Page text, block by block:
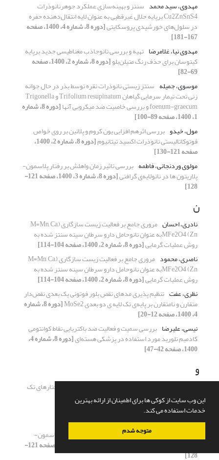
این وب سایت از کوکی ها برای اطمینان از ارائه بهترین
خدمات استفاده می کند.
متوجه شدم
مهدوی، سید محمد سنتز و بهینه‌سازی عملکرد جوهرنانوذرات
Cu2ZnSnS4 برپایه حلال غیرقطبی به عنوان لایه انتقال‌دهنده حفره
در سلول‌های خورشیدی پروسکایتی [دوره 8، شماره 4، 1400، صفحه
167-181]
مهدوی نیا، غلامرضا تهیه و بررسی نانوجاذب مغناطیسی جدید برپایه
کیتوسان برای حذف رنگ متیلن‌بلو [دوره 8، شماره 2، 1400، صفحه
69-82]
موسوی، جمیله سنتز زیستی نانوذرات نقره توسط بذر در حال جوانه
زنی تحت تیمار سرمایی گیاهان Trifolium resupinatum و Trigonella
foenum-graecum و بررسی خاصیت ضد میکروبی آنها [دوره 8، شماره
1، 1400، صفحه 89-100]
مول، خیدو بررسی اثرهم افزایی یون کروم و پلاتین بر روی خواص
فوتوکاتالیستی نانوذرات اکسید تیتانیوم [دوره 8، شماره 2، 1400،
صفحه 121-130]
مولوی وردنجانی، فاطمه بررسی تاثیر زمان واهلش بر رفتار پلاسمون-
پلاریتون ها در نانولایه‌ی گرافنی [دوره 8، شماره 3، 1400، صفحه 121-
128]
ن
نادری، احسان مروری جامع بر فعالیت زیست سازگاری (M=Mn, Ca,
Zn) MFe2O4به عنوان نانوحامل دارو سرطان سینه سنتز شده به
روش عملیات گرمایی[دوره 8، شماره 2، 1400، صفحه 104-114]
ناصری، محمود
مروری جامع بر فعالیت زیست سازگاری (M=Mn, Ca,
Zn) MFe2O4به عنوان نانوحامل دارو سرطان سینه سنتز شده به
روش عملیات گرمایی[دوره 8، شماره 2، 1400، صفحه 104-114]
نظری، عفت تنظیم پذیری مدهای نقص بلور فوتونی یک بعدی نقص‌دار
متقارن و نامتقارن بر پایه‌ی تک لایه ی دو بعدی MoSe2 [دوره 8، شماره
4، 1400، صفحه 12-20]
نیسی، علیرضا بررسی سمیت و فعالیت ضد باکتریایی نقاط کوانتومی
کادمیم تلورید مورد استفاده در پزشکی هسته‌ای [دوره 8، شماره 4،
1400، صفحه 42-47]
و
تحلیل و شبیه سازی ترابرد در نانو ساختارهای تک
لایه های TiS3 [دوره 8، شماره 2، 1400، صفحه 59-68]
ه
هاتفی کرگان، ناصر بررسی تاثیر زمان واهلش بر رفتار پلاسمون-
[دوره 8، شماره 3، 1400، صفحه 121-
128]